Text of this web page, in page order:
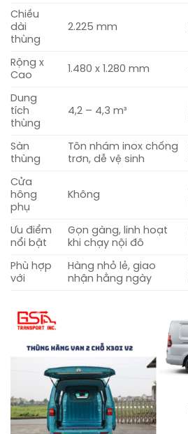
Chiều
dài
thùng
2.225 mm
Rộng x
Cao
1.480 x 1.280 mm
Dung
tích
thùng
4,2 – 4,3 m³
Sàn
thùng
Tôn nhám inox chống
trơn, dễ vệ sinh
Cửa
hông
phụ
Không
Ưu điểm
nổi bật
Gọn gàng, linh hoạt
khi chạy nội đô
Phù hợp
với
Hàng nhỏ lẻ, giao
nhận hằng ngày